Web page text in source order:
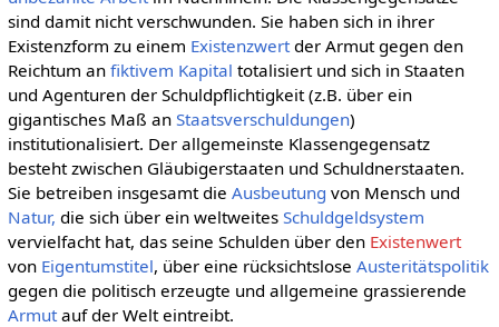
sind damit nicht verschwunden. Sie haben sich in ihrer
Existenzform zu einem Existenzwertder Armut gegen den
Reichtum an fiktivem Kapital totalisiert und sich in Staaten
und Agenturen der Schuldpflichtigkeit (z.B. über ein
gigantisches Maß an Staatsverschuldungen)
institutionalisiert. Der allgemeinste Klassengegensatz
besteht zwischen Gläubigerstaaten und Schuldnerstaaten.
Sie betreiben insgesamt die Ausbeutung von Mensch und
Natur, die sich über ein weltweites Schuldgeldsystem
vervielfacht hat, das seine Schulden über den Existenwert
von Eigentumstitel, über eine rücksichtslose Austeritätspolitik
gegen die politisch erzeugte und allgemeine grassierende
Armutauf der Welt eintreibt.